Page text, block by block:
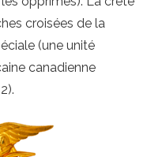
croisées de la
(une unité
canadienne